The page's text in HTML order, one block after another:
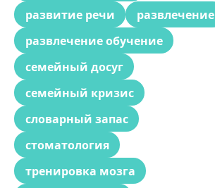
развитие речи
развлечение
развлечение обучение
семейный досуг
семейный кризис
словарный запас
стоматология
тренировка мозга